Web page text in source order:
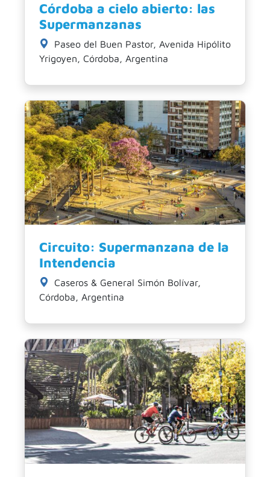
Córdoba a cielo abierto: las
Supermanzanas
Paseo del Buen Pastor, Avenida Hipólito
Yrigoyen, Córdoba, Argentina
Circuito: Supermanzana de la
Intendencia
Caseros & General Simón Bolívar,
Córdoba, Argentina